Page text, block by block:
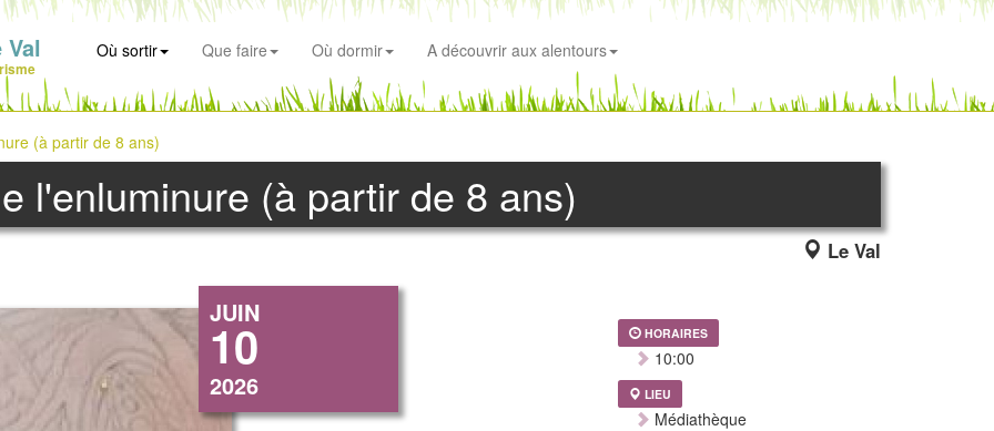
Val Où sortir Que faire Où dormir A découvrir aux alentours
(à partir de 8 ans)
l'enluminure (à partir de 8 ans)
Le Val
JUIN
10
2026
HORAIRES
10:00
LIEU
Médiathèque